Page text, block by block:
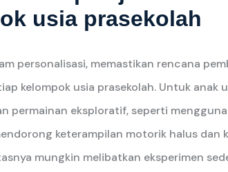
usia prasekolah
personalisasi, memastikan rencana
kelompok usia prasekolah. Untuk anak
permainan eksploratif, seperti
keterampilan motorik halus dan
mungkin melibatkan eksperimen